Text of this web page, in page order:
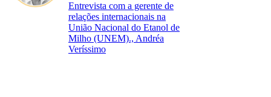
Entrevista com a gerente de
relações internacionais na
União Nacional do Etanol de
Milho (UNEM)., Andréa
Veríssimo